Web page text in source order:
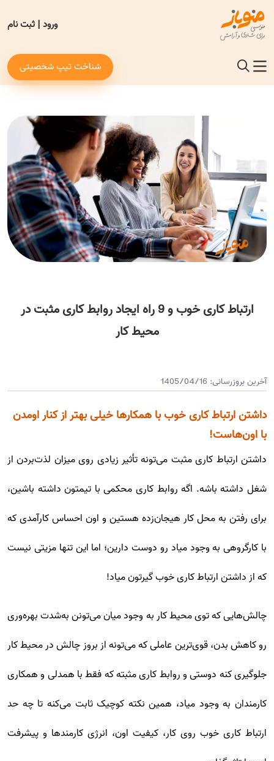
ورود| ثبت نام
شناخت تیپ شخصیتی
ارتباط کاری خوب و 9 راه ایجاد روابط کاری مثبت در
محیط کار
آخرین بروزرسانی: 1405/04/16
داشتن ارتباط کاری خوب با همکارها خیلی بهتر از کنار اومدن
با اون‌هاست!
داشتن ارتباط کاری مثبت می‌تونه تأثیر زیادی روی میزان لذت‌بردن از
شغل داشته باشه. اگه روابط کاری محکمی با تیمتون داشته باشین،
برای رفتن به محل کار هیجان‌زده هستین و اون احساس کارآمدی که
با کارگروهی به وجود میاد رو دوست دارین؛ اما این تنها مزیتی نیست
که از داشتن ارتباط کاری خوب گیرتون میاد!
چالش‌هایی که توی محیط کار به وجود میان می‌تونن به‌شدت بهره‌وری
رو کاهش بدن، قوی‌ترین عاملی که می‌تونه از بروز چالش در محیط کار
جلوگیری کنه دوستی و روابط کاری مثبته که فقط با همدلی و همکاری
کارمندان به وجود میاد، همین نکته کوچیک ثابت می‌کنه تا چه حد
ارتباط کاری خوب روی کار، کیفیت اون، انرژی کارمندها و پیشرفت